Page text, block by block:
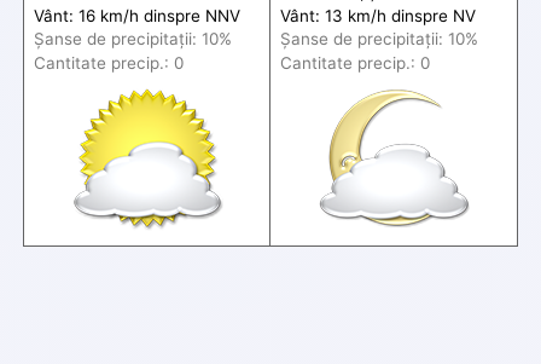
Vânt: 16 km/h dinspre NNV
Șanse de precipitații: 10%
Cantitate precip.: 0
Vânt: 13 km/h dinspre NV
Șanse de precipitații: 10%
Cantitate precip.: 0